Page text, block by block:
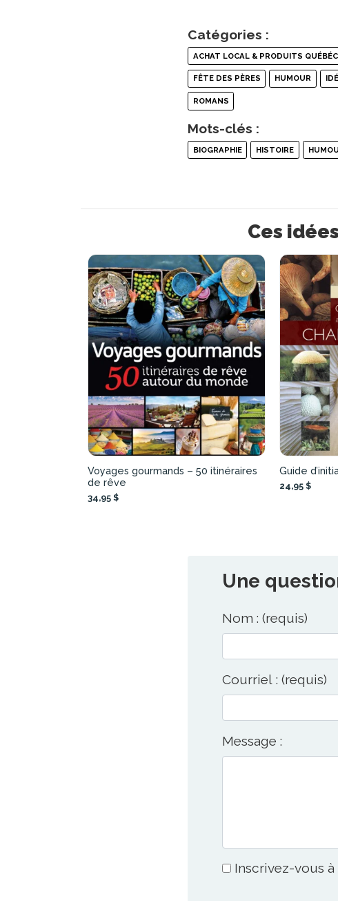
Catégories :
ACHAT LOCAL & PRODUITS
FÊTE DES PÈRES HUMOUR
ROMANS
Mots-clés :
BIOGRAPHIE HISTOIRE
Ces
Voyages gourmands – 50 itinéraires
de rêve
34,95 $
Guide
24,95 $
Une
Nom : (requis)
Courriel : (requis)
Message :
Inscrivez-vous